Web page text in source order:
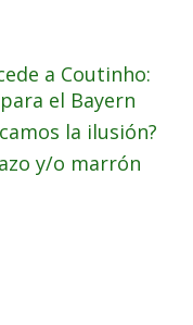
a Coutinho:
el Bayern
la ilusión?
y/o marrón